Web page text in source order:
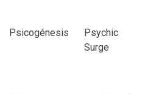
Psicogénesis
Psychic
Surge